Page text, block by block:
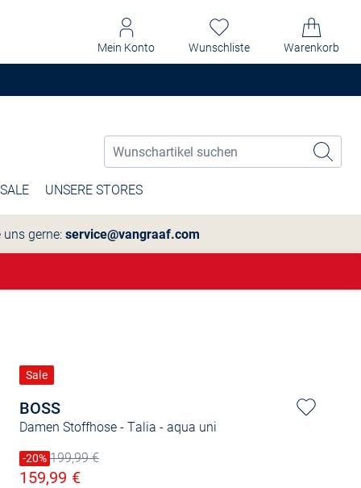
Mein Konto Wunschliste Warenkorb
SALE UNSERE STORES
gerne: service@vangraaf.com
BOSS
Damen Stoffhose - Talia - aqua uni
Sale
Preis reduziert um
-20%
Alter Preis199,99 €
Ermäßigter Preis
159,99 €